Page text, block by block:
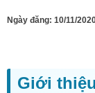
Ngày đăng: 10/11/
Giới thiệu